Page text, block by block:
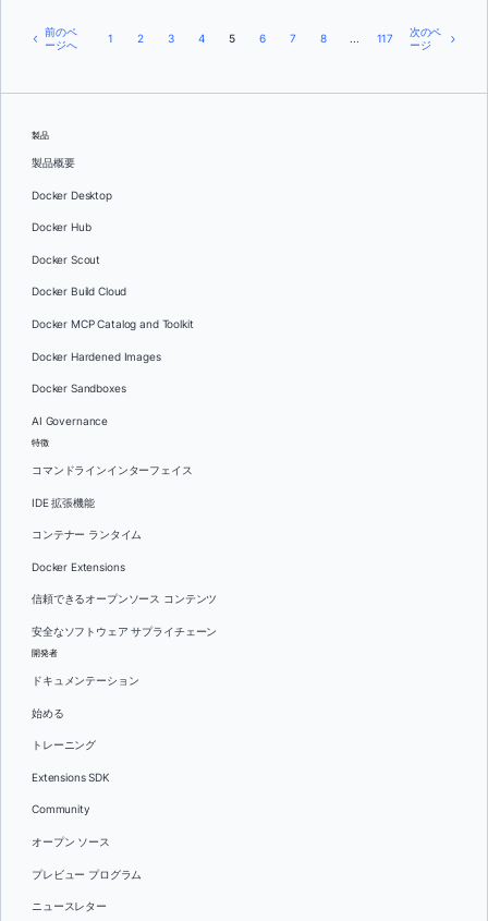
前のペ
ージへ
1 2 3 4 5 6 7 8 ... 117
次のペ
ージ
製品
製品概要
Docker Desktop
Docker Hub
Docker Scout
Docker Build Cloud
Docker MCP Catalog and Toolkit
Docker Hardened Images
Docker Sandboxes
AI Governance
特徴
コマンドラインインターフェイス
IDE 拡張機能
コンテナー ランタイム
Docker Extensions
信頼できるオープンソース コンテンツ
安全なソフトウェア サプライチェーン
開発者
ドキュメンテーション
始める
トレーニング
Extensions SDK
Community
オープン ソース
プレビュー プログラム
ニュースレター